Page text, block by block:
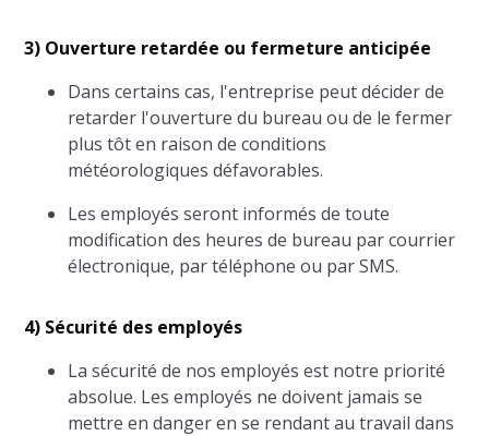
3) Ouverture retardée ou fermeture anticipée
Dans certains cas, l'entreprise peut décider de
retarder l'ouverture du bureau ou de le fermer
plus tôt en raison de conditions
météorologiques défavorables.
Les employés seront informés de toute
modification des heures de bureau par courrier
électronique, par téléphone ou par SMS.
4) Sécurité des employés
La sécurité de nos employés est notre priorité
absolue. Les employés ne doivent jamais se
mettre en danger en se rendant au travail dans